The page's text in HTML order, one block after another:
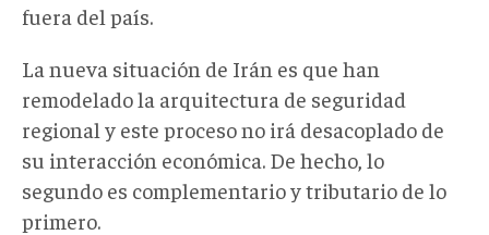
fuera del país.
La nueva situación de Irán es que han
remodelado la arquitectura de seguridad
regional y este proceso no irá desacoplado de
su interacción económica. De hecho, lo
segundo es complementario y tributario de lo
primero.